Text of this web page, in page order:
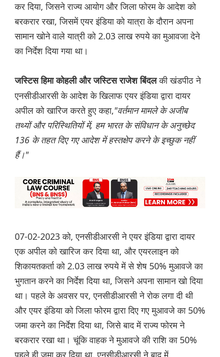
कर दिया, जिसने राज्य आयोग और जिला फोरम के आदेश को
बरकरार रखा, जिसमें एयर इंडिया को यात्रा के दौरान अपना
सामान खोने वाले यात्री को 2.03 लाख रुपये का मुआवजा देने
का निर्देश दिया गया था।
जस्टिस हिमा कोहली और जस्टिस राजेश बिंदलकी खंडपीठ ने
एनसीडीआरसी के आदेश के खिलाफ एयर इंडिया द्वारा दायर
अपील को खारिज करते हुए कहा,"वर्तमान मामले के अजीब
तथ्यों और परिस्थितियों में, हम भारत के संविधान के अनुच्छेद
136 के तहत दिए गए आदेश में हस्तक्षेप करने के इच्छुक नहीं
हैं।"
07-02-2023 को, एनसीडीआरसी ने एयर इंडिया द्वारा दायर
एक अपील को खारिज कर दिया था, और एयरलाइन को
शिकायतकर्ता को 2.03 लाख रुपये में से शेष 50% मुआवजे का
भुगतान करने का निर्देश दिया था, जिसने अपना सामान खो दिया
था। पहले के अवसर पर, एनसीडीआरसी ने रोक लगा दी थी
और एयर इंडिया को जिला फोरम द्वारा दिए गए मुआवजे का 50%
जमा करने का निर्देश दिया था, जिसे बाद में राज्य फोरम ने
बरकरार रखा था। चूंकि वाहक ने मुआवजे की राशि का 50%